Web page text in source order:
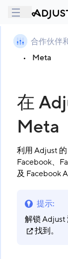
合作伙伴
•
Meta
在
Meta
利用 Adjust
Facebook、
及 Facebook
提示:
解锁 Adjust
找到。